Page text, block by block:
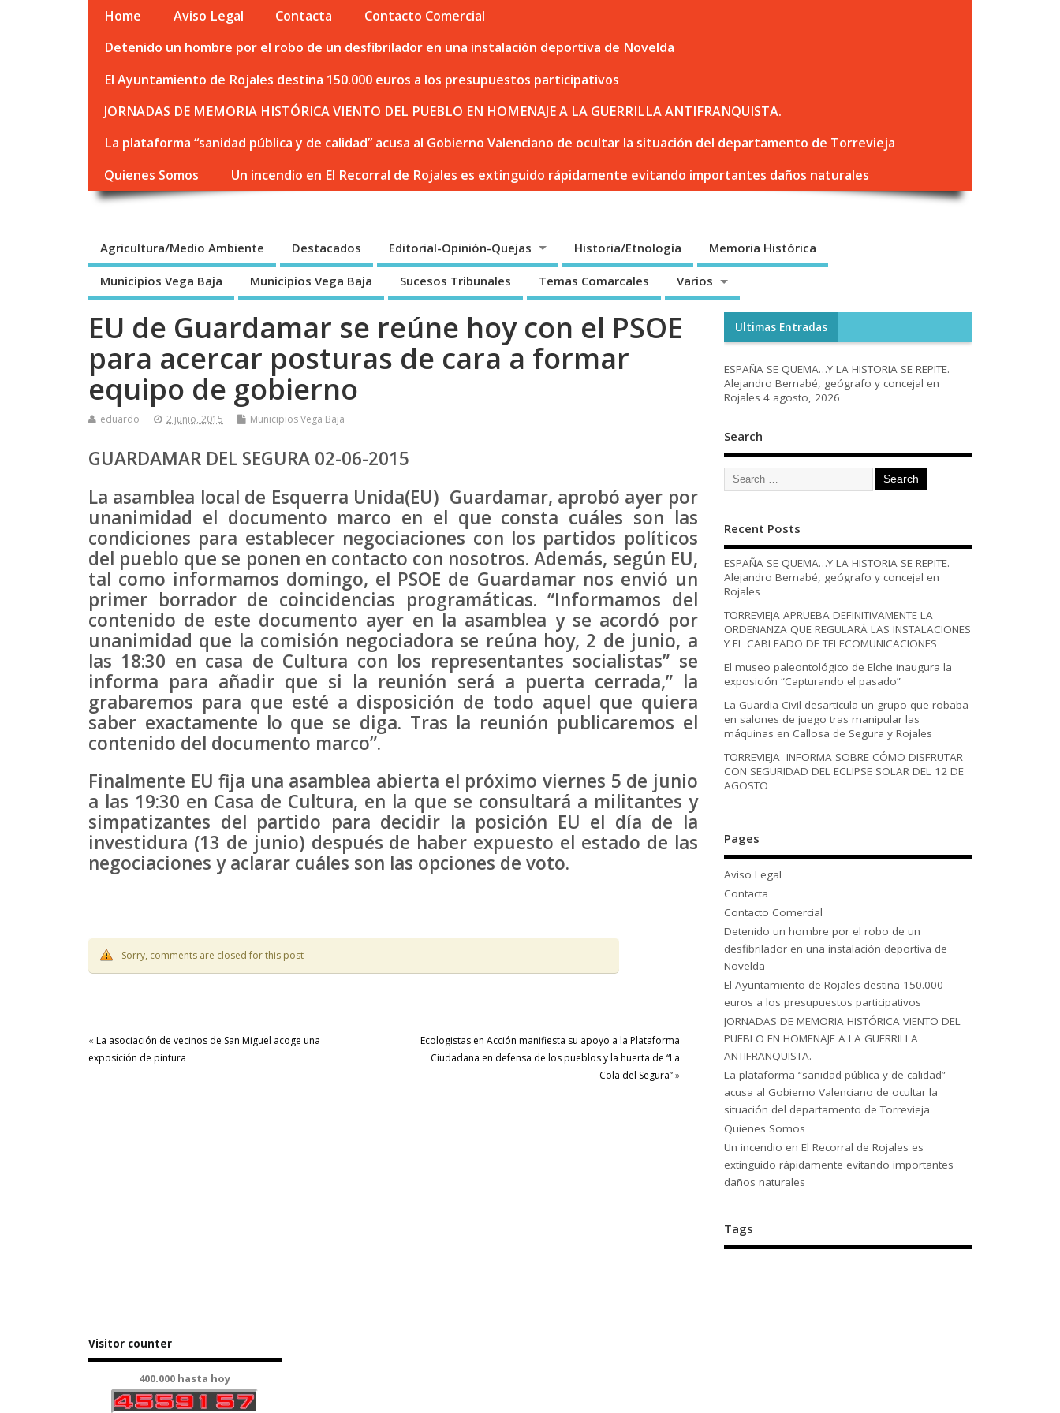
Home Aviso Legal Contacta
Contacto Comercial
Detenido un hombre por el robo de un desfibrilador en una instalación deportiva de Novelda
El Ayuntamiento de Rojales destina 150.000 euros a los presupuestos participativos
JORNADAS DE MEMORIA HISTÓRICA VIENTO DEL PUEBLO EN HOMENAJE A LA GUERRILLA ANTIFRANQUISTA.
La plataforma “sanidad pública y de calidad” acusa al Gobierno Valenciano de ocultar la situación del departamento de Torrevieja
Quienes Somos
Un incendio en El Recorral de Rojales es extinguido rápidamente evitando importantes daños naturales
Agricultura/Medio Ambiente Destacados Editorial-Opinión-Quejas Historia/Etnología Memoria Histórica
Municipios Vega Baja Municipios Vega Baja Sucesos Tribunales Temas Comarcales Varios
EU de Guardamar se reúne hoy con el PSOE
para acercar posturas de cara a formar
equipo de gobierno
eduardo 2 junio, 2015 Municipios Vega Baja
GUARDAMAR DEL SEGURA 02-06-2015
La asamblea local de Esquerra Unida(EU) Guardamar, aprobó ayer por
unanimidad el documento marco en el que consta cuáles son las
condiciones para establecer negociaciones con los partidos políticos
del pueblo que se ponen en contacto con nosotros. Además, según EU,
tal como informamos domingo, el PSOE de Guardamar nos envió un
primer borrador de coincidencias programáticas. “Informamos del
contenido de este documento ayer en la asamblea y se acordó por
unanimidad que la comisión negociadora se reúna hoy, 2 de junio, a
las 18:30 en casa de Cultura con los representantes socialistas” se
informa para añadir que si la reunión será a puerta cerrada,” la
grabaremos para que esté a disposición de todo aquel que quiera
saber exactamente lo que se diga. Tras la reunión publicaremos el
contenido del documento marco”.
Finalmente EU fija una asamblea abierta el próximo viernes 5 de junio
a las 19:30 en Casa de Cultura, en la que se consultará a militantes y
simpatizantes del partido para decidir la posición EU el día de la
investidura (13 de junio) después de haber expuesto el estado de las
negociaciones y aclarar cuáles son las opciones de voto.
Sorry, comments are closed for this post
« La asociación de vecinos de San Miguel acoge una
exposición de pintura
Ecologistas en Acción manifiesta su apoyo a la Plataforma
Ciudadana en defensa de los pueblos y la huerta de “La
Cola del Segura”»
Ultimas Entradas
ESPAÑA SE QUEMA…Y LA HISTORIA SE REPITE.
Alejandro Bernabé, geógrafo y concejal en
Rojales 4 agosto, 2026
Search
Recent Posts
ESPAÑA SE QUEMA…Y LA HISTORIA SE REPITE.
Alejandro Bernabé, geógrafo y concejal en
Rojales
TORREVIEJA APRUEBA DEFINITIVAMENTE LA
ORDENANZA QUE REGULARÁ LAS INSTALACIONES
Y EL CABLEADO DE TELECOMUNICACIONES
El museo paleontológico de Elche inaugura la
exposición “Capturando el pasado”
La Guardia Civil desarticula un grupo que robaba
en salones de juego tras manipular las
máquinas en Callosa de Segura y Rojales
TORREVIEJA INFORMA SOBRE CÓMO DISFRUTAR
CON SEGURIDAD DEL ECLIPSE SOLAR DEL 12 DE
AGOSTO
Pages
Aviso Legal
Contacta
Contacto Comercial
Detenido un hombre por el robo de un
desfibrilador en una instalación deportiva de
Novelda
El Ayuntamiento de Rojales destina 150.000
euros a los presupuestos participativos
JORNADAS DE MEMORIA HISTÓRICA VIENTO DEL
PUEBLO EN HOMENAJE A LA GUERRILLA
ANTIFRANQUISTA.
La plataforma “sanidad pública y de calidad”
acusa al Gobierno Valenciano de ocultar la
situación del departamento de Torrevieja
Quienes Somos
Un incendio en El Recorral de Rojales es
extinguido rápidamente evitando importantes
daños naturales
Tags
Visitor counter
400.000 hasta hoy